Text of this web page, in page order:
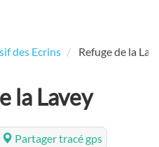
des Ecrins Refuge de la
la Lavey
Partager tracé gps